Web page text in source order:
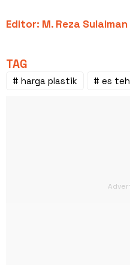
Editor: M. Reza Sulaiman
TAG
# harga plastik # es teh